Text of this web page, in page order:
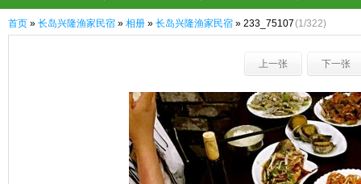
首页 » 长岛兴隆渔家民宿 » 相册 » 长岛兴隆渔家民宿 » 233_75107(1/322)
上一张 下一张